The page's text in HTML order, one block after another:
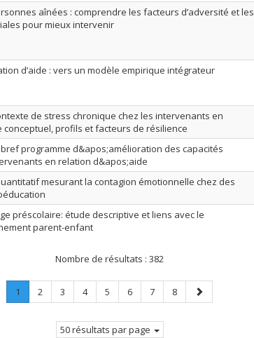
aînées : comprendre les facteurs d’adversité et les
pour mieux intervenir
d’aide : vers un modèle empirique intégrateur
de stress chronique chez les intervenants en
profils et facteurs de résilience
programme d&apos;amélioration des capacités
en relation d&apos;aide
mesurant la contagion émotionnelle chez des
préscolaire: étude descriptive et liens avec le
parent-enfant
Nombre de résultats : 382
Page
1
Page
Page
2 Page
3 Page
4 Page
5 Page
6 Page
7 Page
8
Page
suivante
50 résultats par page